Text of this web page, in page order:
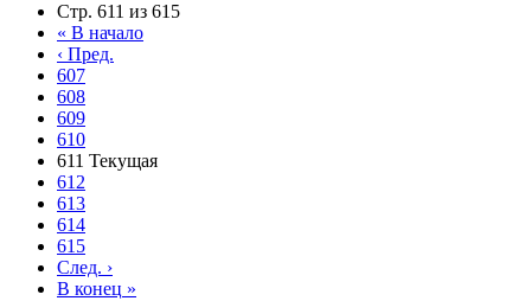
Стр. 611 из 615
« В начало
‹ Пред.
607
608
609
610
611 Текущая
612
613
614
615
След. ›
В конец »